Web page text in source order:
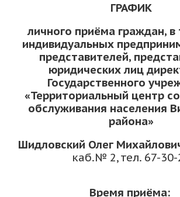
ГРАФИК
личного приёма граждан, в
индивидуальных
представителей,
юридических лиц
Государственного
«Территориальный центр
обслуживания населения
района»
Шидловский Олег
каб.№ 2, тел. 67-30-
Время приёма: